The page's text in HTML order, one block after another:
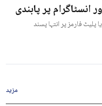
پر پابندی
فارمز پر انتہا پسند
مزید